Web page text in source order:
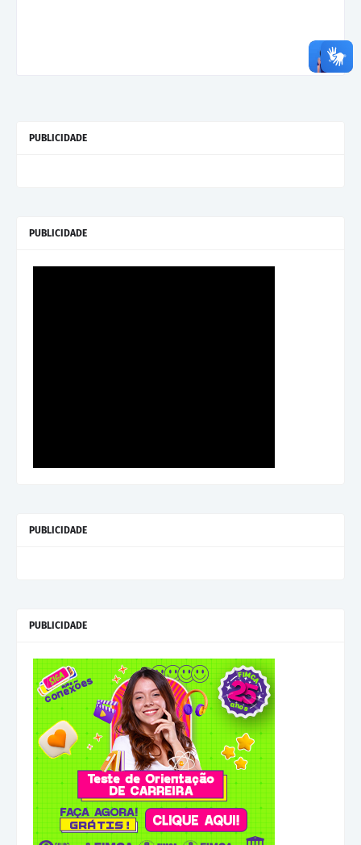
PUBLICIDADE
PUBLICIDADE
PUBLICIDADE
PUBLICIDADE